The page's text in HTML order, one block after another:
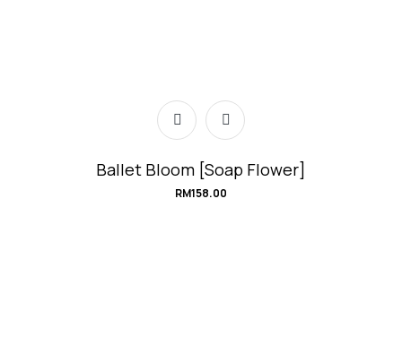
Ballet Bloom [Soap Flower]
RM158.00